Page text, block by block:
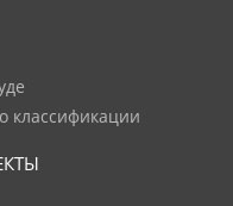
классификации